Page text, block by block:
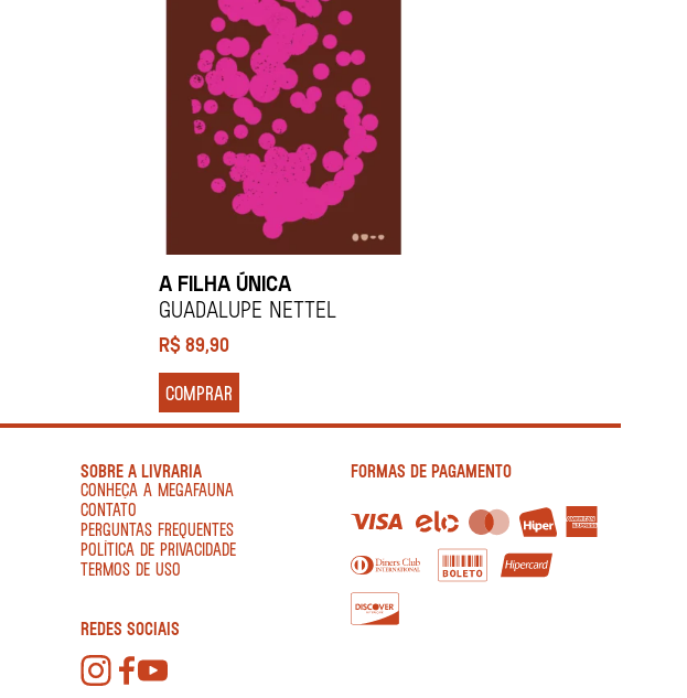
A FILHA ÚNICA
Guadalupe Nettel
R$89,90
COMPRAR
SOBRE A LIVRARIA
CONHEÇA A MEGAFAUNA
CONTATO
PERGUNTAS FREQUENTES
POLÍTICA DE PRIVACIDADE
TERMOS DE USO
REDES SOCIAIS
FORMAS DE PAGAMENTO